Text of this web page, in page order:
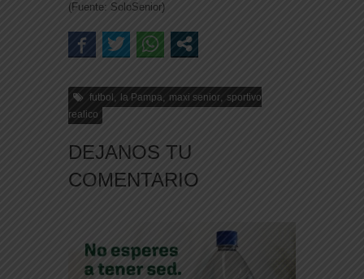
(Fuente: SoloSenior)
futbol , la Pampa, maxi senior, sportivo
realico
DEJANOS TU
COMENTARIO